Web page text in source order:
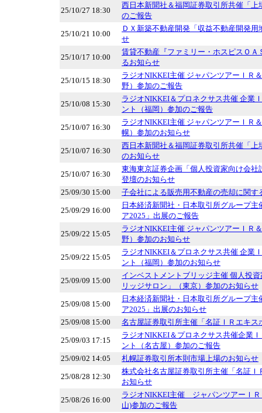
25/10/27 18:30
西日本新聞社＆福岡証券取引所共催「上
のご報告
25/10/21 10:00
ＤＸ新築不動産開発「収益不動産開発
せ
25/10/17 10:00
賃貸不動産『ファミリー・ホスピスＯＡ
るお知らせ
25/10/15 18:30
ラジオNIKKEI主催 ジャパンツアーＩＲ
野）参加のご報告
25/10/08 15:30
ラジオNIKKEI＆プロネクサス共催 企業
ント（福岡）参加のご報告
25/10/07 16:30
ラジオNIKKEI主催 ジャパンツアーＩＲ
幌）参加のお知らせ
25/10/07 16:30
西日本新聞社＆福岡証券取引所共催「上
のお知らせ
25/10/07 16:30
東海東京証券企画「個人投資家向け会社
登壇のお知らせ
25/09/30 15:00
子会社による販売用不動産の売却に関す
25/09/29 16:00
日本経済新聞社・日本取引所グループ
ア2025」出展のご報告
25/09/22 15:05
ラジオNIKKEI主催 ジャパンツアーＩＲ
野）参加のお知らせ
25/09/22 15:05
ラジオNIKKEI＆プロネクサス共催 企業
ント（福岡）参加のお知らせ
25/09/09 15:00
インベストメントブリッジ主催 個人投
リッジサロン」（東京）参加のお知らせ
25/09/08 15:00
日本経済新聞社・日本取引所グループ
ア2025」出展のお知らせ
25/09/08 15:00
名古屋証券取引所主催「名証ＩＲエキス
25/09/03 17:15
ラジオNIKKEI＆プロネクサス共催企業
ント（名古屋）参加のご報告
25/09/02 14:05
札幌証券取引所本則市場上場のお知らせ
25/08/28 12:30
株式会社名古屋証券取引所主催「名証Ｉ
お知らせ
25/08/26 16:00
ラジオNIKKEI主催 ジャパンツアーＩＲ
山)参加のご報告